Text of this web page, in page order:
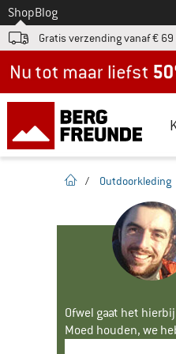
Naar
ShopBlog
Gratis verzending vanaf €
Startpagina
/ Outdoorkleding
Ofwel gaat het
Moed houden, we